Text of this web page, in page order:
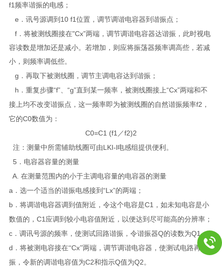
f1 频率谐振的电感；
e ．讯号源调到 10 f1 位置，调节调谐电容器到谐振点；
f．将被测线圈接在"Cx”两端，调节调谐电容器达谐振，此时视电
容读数是增加还是减小。若增加，则应将振荡器频率调高些，若减
小，则频率调低些。
g ．再取下被测线圈，调节主调电容达到谐振；
h ．重复步骤“f”、 “g”直到某一频率，被测线圈接上“Cx”两端和不
接上均不改变谐振点，这一频率即为被测线圈的自然谐振频率f2 ，
它的C0数值为：
C0=C1 (f1 ／f2)2
注：测量中所需辅助线圈可由LKI-l电感组提供便利。
5 ．电容器容量的测量
A. 在测量范围内的小于主调电容量的电容器的测量
a ．选一个适当的谐振电感接到 “Lx”的两端；
b．将调谐电容器调到值附近，令这个电容是C1 ，如未知电容是小
数值的， C1 应调到较小电容值附近，以便达到尽可能高的分辨率；
c．调讯号源的频率，使测试回路谐振，令谐振器Q的读数为Q1；
d ．将被测电容接在“Cx”两端，调节调谐电容器，使测试电路再谐
振，令新的调谐电容值为C2和指示Q值为Q2 。